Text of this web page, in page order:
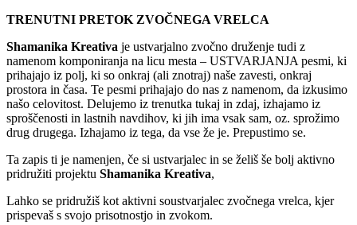
TRENUTNI PRETOK ZVOČNEGA VRELCA
Shamanika Kreativa je ustvarjalno zvočno druženje tudi z
namenom komponiranja na licu mesta – USTVARJANJA pesmi, ki
prihajajo iz polj, ki so onkraj (ali znotraj) naše zavesti, onkraj
prostora in časa. Te pesmi prihajajo do nas z namenom, da izkusimo
našo celovitost. Delujemo iz trenutka tukaj in zdaj, izhajamo iz
sproščenosti in lastnih navdihov, ki jih ima vsak sam, oz. sprožimo
drug drugega. Izhajamo iz tega, da vse že je. Prepustimo se.
Ta zapis ti je namenjen, če si ustvarjalec in se želiš še bolj aktivno
pridružiti projektu Shamanika Kreativa,
Lahko se pridružiš kot aktivni soustvarjalec zvočnega vrelca, kjer
prispevaš s svojo prisotnostjo in zvokom.